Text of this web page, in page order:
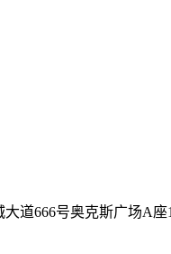
道666号奥克斯广场A座